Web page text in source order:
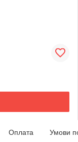
Оплата Умови